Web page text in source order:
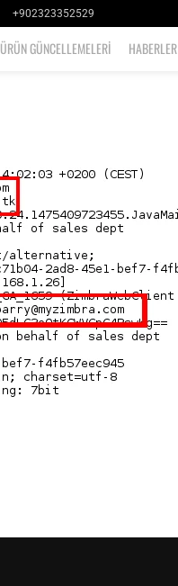
+902323352529
ÜRÜN GÜNCELLEMELERI HABERLER